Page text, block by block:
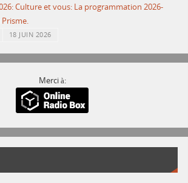
Culture et vous: La programmation 2026-
18 JUIN 2026
Merci à: